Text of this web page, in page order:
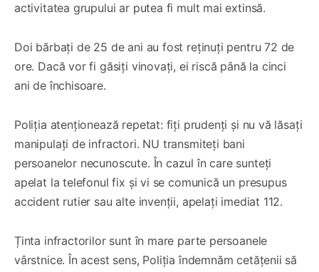
activitatea grupului ar putea fi mult mai extinsă.
Doi bărbați de 25 de ani au fost reținuți pentru 72 de
ore. Dacă vor fi găsiți vinovați, ei riscă până la cinci
ani de închisoare.
Poliția atenționează repetat: fiți prudenți și nu vă lăsați
manipulați de infractori. NU transmiteți bani
persoanelor necunoscute. În cazul în care sunteți
apelat la telefonul fix și vi se comunică un presupus
accident rutier sau alte invenții, apelați imediat 112.
Ținta infractorilor sunt în mare parte persoanele
vârstnice. În acest sens, Poliția îndemnăm cetățenii să